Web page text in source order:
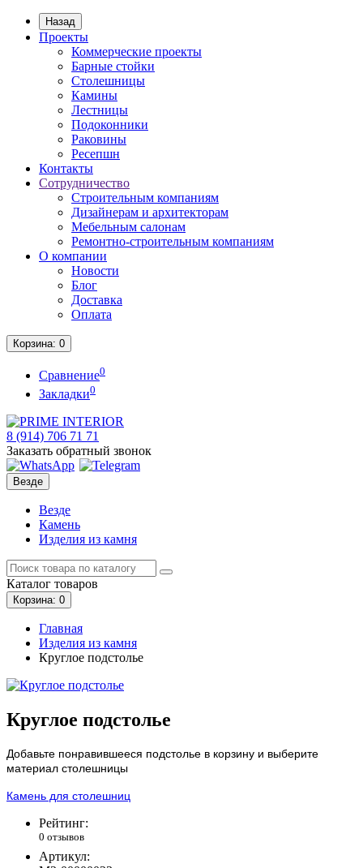
Назад
Проекты
Коммерческие проекты
Барные стойки
Столешницы
Камины
Лестницы
Подоконники
Раковины
Ресепшн
Контакты
Сотрудничество
Строительным компаниям
Дизайнерам и архитекторам
Мебельным салонам
Ремонтно-строительным компаниям
О компании
Новости
Блог
Доставка
Оплата
Корзина: 0
Сравнение0
Закладки0
8 (914) 706 71 71
Заказать обратный звонок
Везде
Везде
Камень
Изделия из камня
Каталог товаров
Корзина: 0
Главная
Изделия из камня
Круглое подстолье
Круглое подстолье
Добавьте понравившееся подстолье в корзину и выберите
материал столешницы
Камень для столешниц
Рейтинг:
0 отзывов
Артикул: